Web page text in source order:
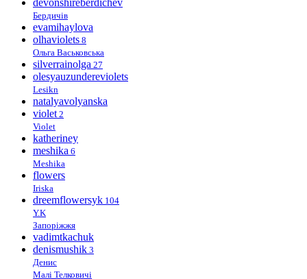
Бердичів
evamihaylova
olhaviolets 8
Ольга Васьковська
silverrainolga 27
olesyauzundereviolets
Lesikn
natalyavolyanska
violet 2
Violet
katheriney
meshika 6
Meshika
flowers
Iriska
dreemflowersyk 104
Y.K
Запоріжжя
vadimtkachuk
denismushik 3
Денис
Малі Телковичі